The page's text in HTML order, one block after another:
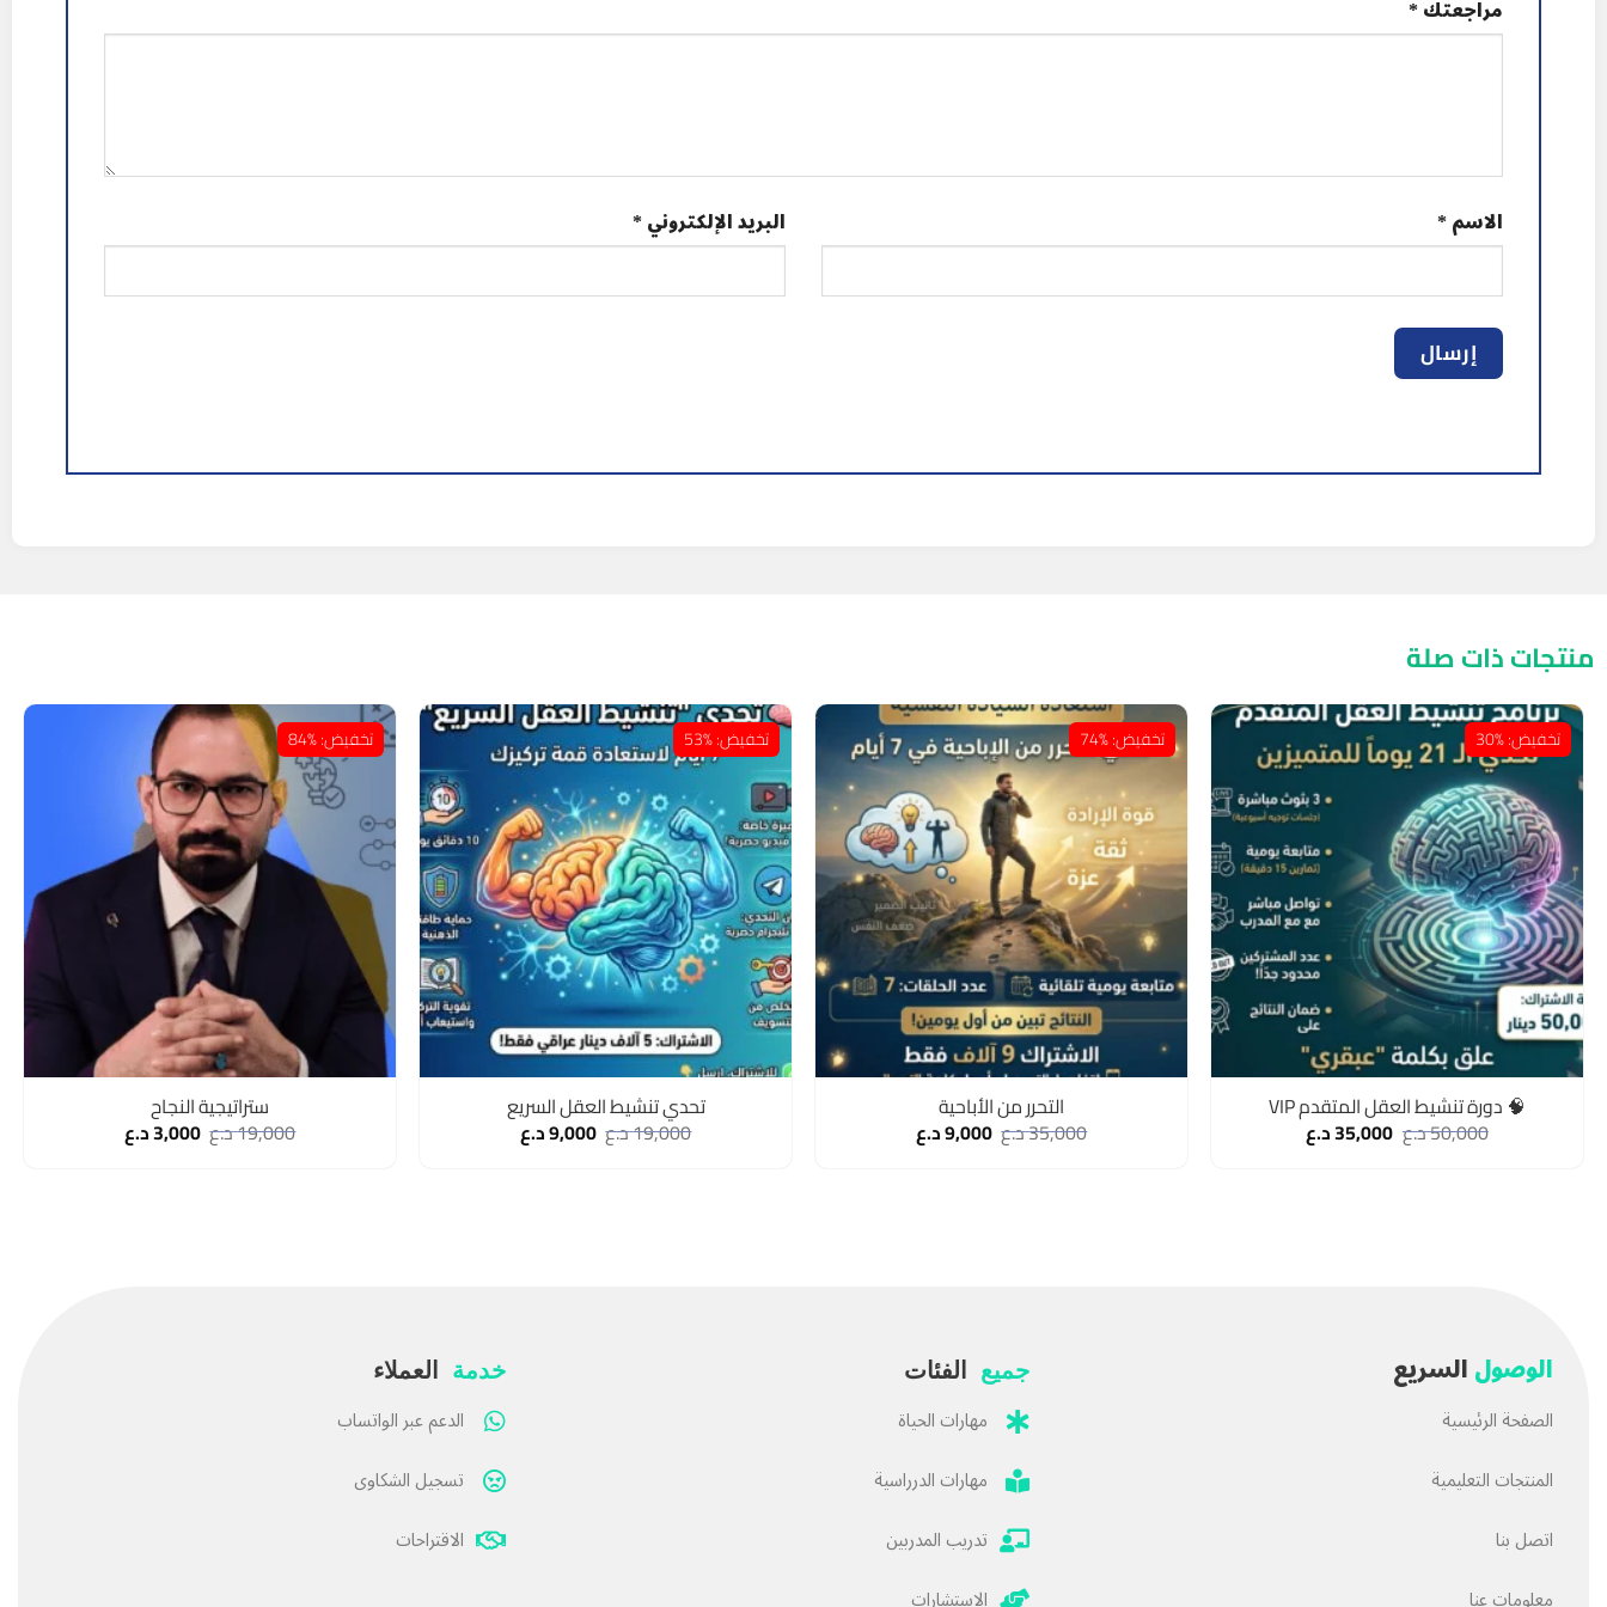
مراجعتك*
الاسم* البريد الإلكتروني*
منتجات ذات صلة
تخفيض: %30
🧠 دورة تنشيط العقل المتقدم VIP
50,000د.ع 35,000د.ع
تخفيض: %74
التحرر من الأباحية
35,000د.ع 9,000د.ع
تخفيض: %53
تحدي تنشيط العقل السريع
19,000د.ع 9,000د.ع
تخفيض: %84
ستراتيجية النجاح
19,000د.ع 3,000د.ع
الوصولالسريع
الصفحة الرئيسية
المنتجات التعليمية
اتصل بنا
جميع الفئات
مهارات الحياة
مهارات الدرراسية
تدريب المدربين
خدمة العملاء
الدعم عبر الواتساب
تسجيل الشكاوى
الاقتراحات